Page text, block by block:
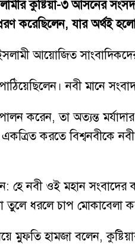
কুষ্টিয়া-৩ আসনের
করেছিলেন, যার অর্থই
আয়োজিত
নবী মানে
করেন, তা অত্যন্ত
করতে বিশ্বনবীকে
হে নবী ওই মহান
ধরলে চাপ মোকাবেলা
মুফতি হামজা বলেন,